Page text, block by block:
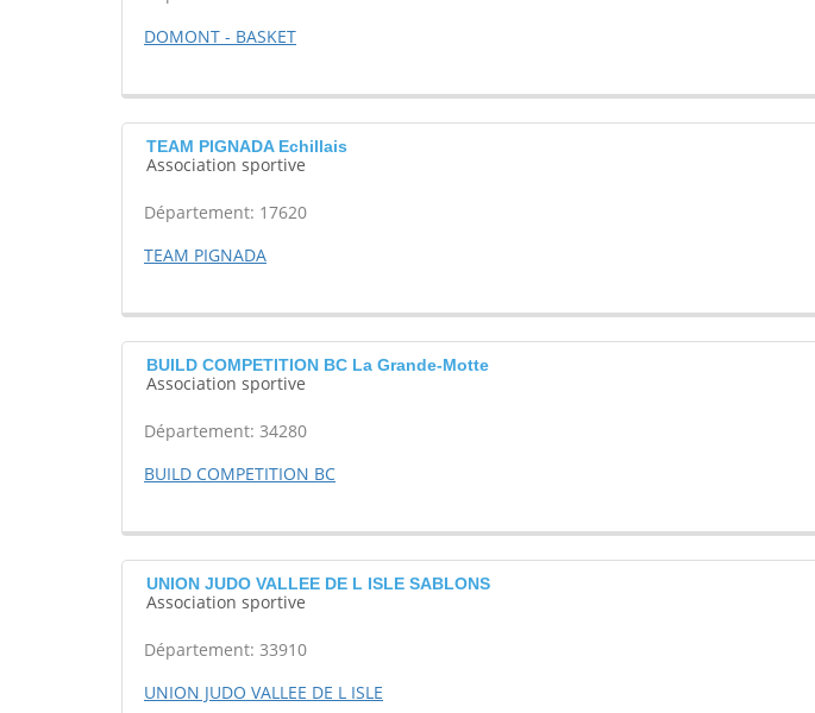
DOMONT - BASKET
TEAM PIGNADA Echillais
Association sportive
Département: 17620
TEAM PIGNADA
BUILD COMPETITION BC La Grande-Motte
Association sportive
Département: 34280
BUILD COMPETITION BC
UNION JUDO VALLEE DE L ISLE SABLONS
Association sportive
Département: 33910
UNION JUDO VALLEE DE L ISLE